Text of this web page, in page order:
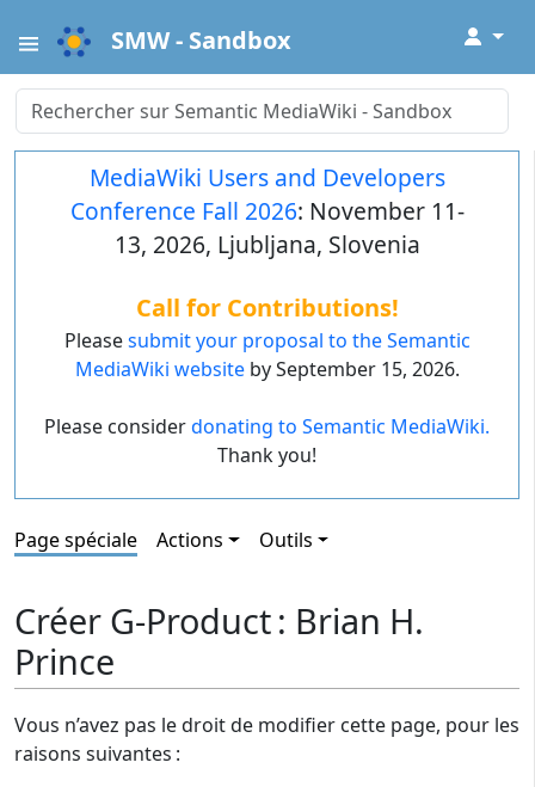
SMW - Sandbox ↓
MediaWiki Users and Developers
Conference Fall 2026: November 11-
13, 2026, Ljubljana, Slovenia
Call for Contributions!
Pleasesubmit your proposal to the Semantic
MediaWiki websiteby September 15, 2026.
Please considerdonating to Semantic MediaWiki.
Thank you!
Page spéciale Actions Outils
Créer G-Product : Brian H.
Prince
Vous n’avez pas le droit de modifier cette page, pour les
raisons suivantes :